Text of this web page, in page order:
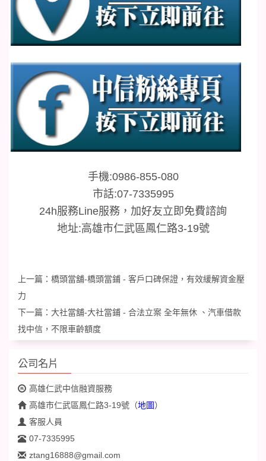
手機:0986-855-080
市話:07-7335995
24h服務Line服務，加好友立即免費諮詢
地址:高雄市仁武區鳳仁路3-19號
上一篇： 橋頭當舖-橋頭當鋪 - 客戶口碑保證，有效緩解資金壓
力
下一篇： 大社當舖-大社當鋪 - 合法立案 全年無休 、汽車借款
找中信，不限車齡額度
公司名片
高雄仁武中信融資服務
高雄市仁武區鳳仁路3-19號 （地圖）
客服人員
07-7335995
ztang16888@gmail.com